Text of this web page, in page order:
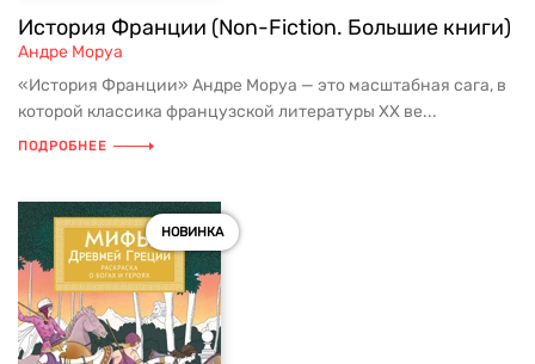
История Франции (Non-Fiction. Большие книги)
Андре Моруа
«История Франции» Андре Моруа — это масштабная сага, в
которой классика французской литературы XX ве...
ПОДРОБНЕЕ
НОВИНКА